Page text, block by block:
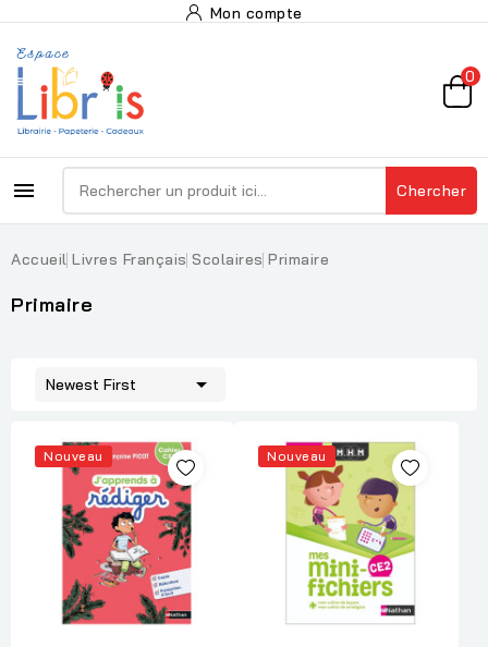
Mon compte
0
 Chercher
Accueil Livres Français Scolaires Primaire
Primaire
Newest First 
Nouveau Nouveau